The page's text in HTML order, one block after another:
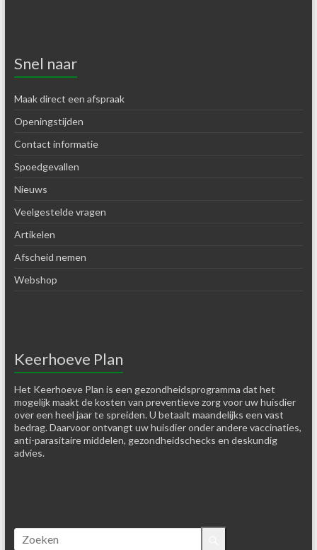
Snel naar
Maak direct een afspraak
Openingstijden
Contact informatie
Spoedgevallen
Nieuws
Veelgestelde vragen
Artikelen
Afscheid nemen
Webshop
Keerhoeve Plan
Het Keerhoeve Plan is een gezondheidsprogramma dat het
mogelijk maakt de kosten van preventieve zorg voor uw huisdier
over een heel jaar te spreiden. U betaalt maandelijks een vast
bedrag. Daarvoor ontvangt uw huisdier onder andere vaccinaties,
anti-parasitaire middelen, gezondheidschecks en deskundig
advies.